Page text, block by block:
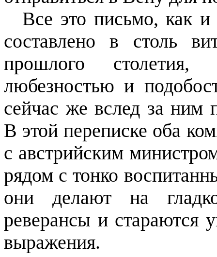
Все это письмо, как и
составлено в столь
прошлого
любезностью и
сейчас же вслед за ним
В этой переписке оба
с австрийским
рядом с тонко
они делают на
реверансы и стараются
выражения.